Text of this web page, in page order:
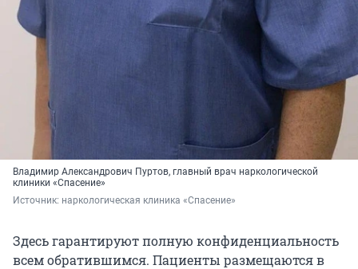
Владимир Александрович Пуртов, главный врач наркологической
клиники «Спасение»
Источник: наркологическая клиника «Спасение»
Здесь гарантируют полную конфиденциальность
всем обратившимся. Пациенты размещаются в